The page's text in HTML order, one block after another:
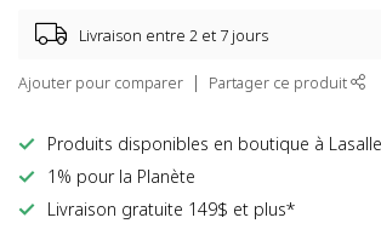
Livraison entre 2 et 7 jours
Ajouter pour comparer Partager ce produit
Produits disponibles en boutique à Lasalle
1% pour la Planète
Livraison gratuite 149$ et plus*